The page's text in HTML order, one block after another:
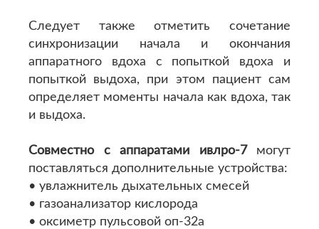
Следует также отметить сочетание
синхронизации начала и окончания
аппаратного вдоха с попыткой вдоха и
попыткой выдоха, при этом пациент сам
определяет моменты начала как вдоха, так
и выдоха.
Совместно с аппаратами ивлро-7могут
поставляться дополнительные устройства:
• увлажнитель дыхательных смесей
• газоанализатор кислорода
• оксиметр пульсовой оп-32а